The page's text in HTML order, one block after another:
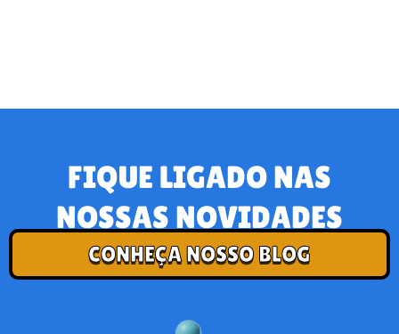
FIQUE LIGADO NAS
NOSSAS NOVIDADES
CONHEÇA NOSSO BLOG